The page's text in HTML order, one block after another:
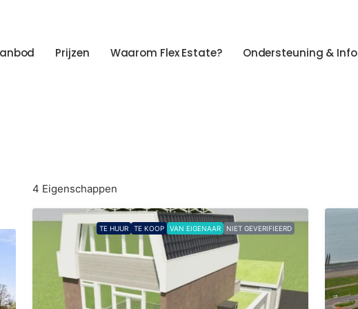
Prijzen Waarom Flex Estate? Ondersteuning & Info
4 Eigenschappen
TE HUUR TE KOOP VAN EIGENAAR NIET GEVERIFIEERD